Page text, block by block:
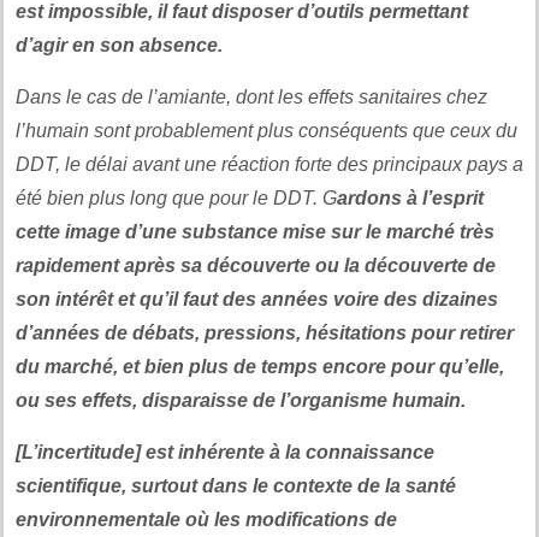
est impossible, il faut disposer d’outils permettant
d’agir en son absence.
Dans le cas de l’amiante, dont les effets sanitaires chez
l’humain sont probablement plus conséquents que ceux du
DDT, le délai avant une réaction forte des principaux pays a
été bien plus long que pour le DDT. Gardons à l’esprit
cette image d’une substance mise sur le marché très
rapidement après sa découverte ou la découverte de
son intérêt et qu’il faut des années voire des dizaines
d’années de débats, pressions, hésitations pour retirer
du marché, et bien plus de temps encore pour qu’elle,
ou ses effets, disparaisse de l’organisme humain.
[L’incertitude] est inhérente à la connaissance
scientifique, surtout dans le contexte de la santé
environnementale où les modifications de